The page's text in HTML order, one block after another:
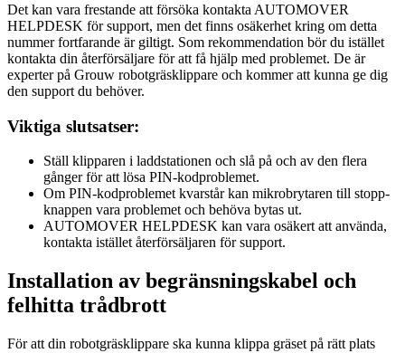
Det kan vara frestande att försöka kontakta AUTOMOVER
HELPDESK för support, men det finns osäkerhet kring om detta
nummer fortfarande är giltigt. Som rekommendation bör du istället
kontakta din återförsäljare för att få hjälp med problemet. De är
experter på Grouw robotgräsklippare och kommer att kunna ge dig
den support du behöver.
Viktiga slutsatser:
Ställ klipparen i laddstationen och slå på och av den flera
gånger för att lösa PIN-kodproblemet.
Om PIN-kodproblemet kvarstår kan mikrobrytaren till stopp-
knappen vara problemet och behöva bytas ut.
AUTOMOVER HELPDESK kan vara osäkert att använda,
kontakta istället återförsäljaren för support.
Installation av begränsningskabel och
felhitta trådbrott
För att din robotgräsklippare ska kunna klippa gräset på rätt plats